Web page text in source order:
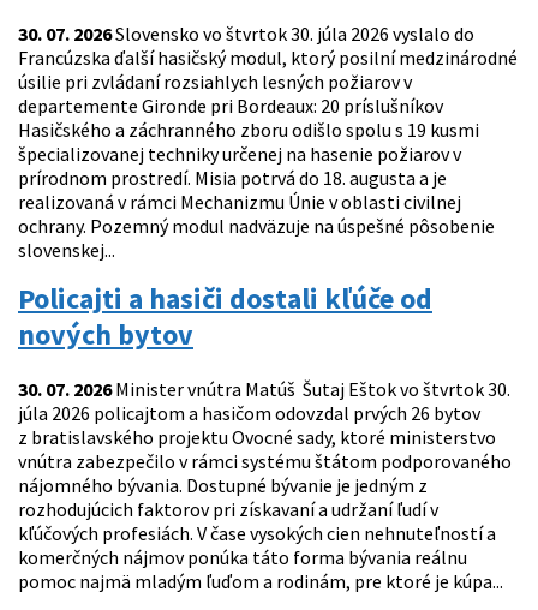
30. 07. 2026Slovensko vo štvrtok 30. júla 2026 vyslalo do
Francúzska ďalší hasičský modul, ktorý posilní medzinárodné
úsilie pri zvládaní rozsiahlych lesných požiarov v
departemente Gironde pri Bordeaux: 20 príslušníkov
Hasičského a záchranného zboru odišlo spolu s 19 kusmi
špecializovanej techniky určenej na hasenie požiarov v
prírodnom prostredí. Misia potrvá do 18. augusta a je
realizovaná v rámci Mechanizmu Únie v oblasti civilnej
ochrany. Pozemný modul nadväzuje na úspešné pôsobenie
slovenskej...
Policajti a hasiči dostali kľúče od
nových bytov
30. 07. 2026Minister vnútra Matúš Šutaj Eštok vo štvrtok 30.
júla 2026 policajtom a hasičom odovzdal prvých 26 bytov
z bratislavského projektu Ovocné sady, ktoré ministerstvo
vnútra zabezpečilo v rámci systému štátom podporovaného
nájomného bývania. Dostupné bývanie je jedným z
rozhodujúcich faktorov pri získavaní a udržaní ľudí v
kľúčových profesiách. V čase vysokých cien nehnuteľností a
komerčných nájmov ponúka táto forma bývania reálnu
pomoc najmä mladým ľuďom a rodinám, pre ktoré je kúpa...